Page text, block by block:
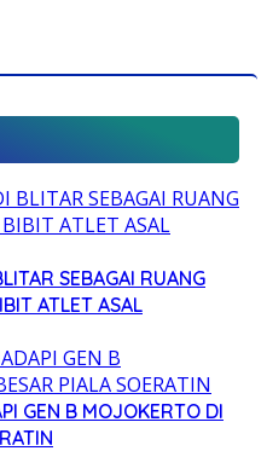
SEBAGAI RUANG
ATLET ASAL
GEN B MOJOKERTO DI